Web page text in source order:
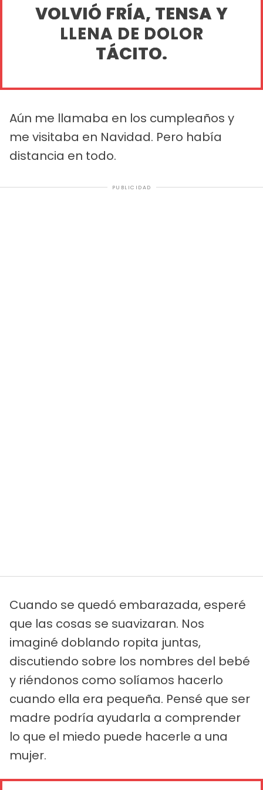
VOLVIÓ FRÍA, TENSA Y
LLENA DE DOLOR
TÁCITO.
Aún me llamaba en los cumpleaños y
me visitaba en Navidad. Pero había
distancia en todo.
PUBLICIDAD
Cuando se quedó embarazada, esperé
que las cosas se suavizaran. Nos
imaginé doblando ropita juntas,
discutiendo sobre los nombres del bebé
y riéndonos como solíamos hacerlo
cuando ella era pequeña. Pensé que ser
madre podría ayudarla a comprender
lo que el miedo puede hacerle a una
mujer.